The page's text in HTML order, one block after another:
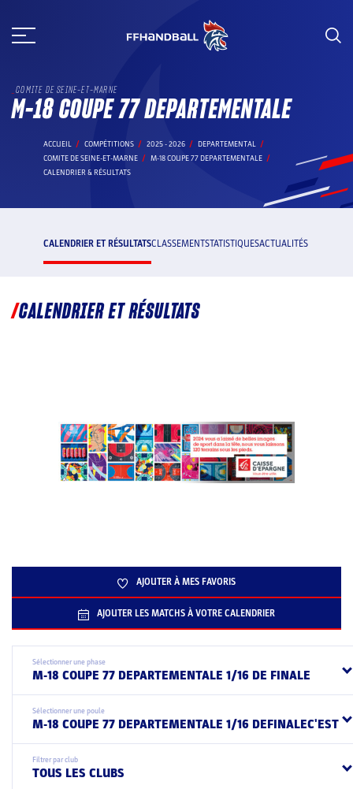
au
COMITE DE SEINE-ET-MARNE
M-18 COUPE 77 DEPARTEMENTALE
ACCUEIL COMPÉTITIONS 2025 - 2026
DEPARTEMENTAL
COMITE DE SEINE-ET-MARNE
M-18 COUPE 77 DEPARTEMENTALE
CALENDRIER & RÉSULTATS
CALENDRIER ET RÉSULTATSCLASSEMENTSTATISTIQUESACTUALITÉS
CALENDRIER ET RÉSULTATS
AJOUTER À MES FAVORIS
AJOUTER LES MATCHS À VOTRE CALENDRIER
Sélectionner une phase
M-18 COUPE 77 DEPARTEMENTALE 1/16 DE FINALE
Sélectionner une poule
M-18 COUPE 77 DEPARTEMENTALE 1/16 DEFINALEC'EST
Filtrer par club
TOUS LES CLUBS